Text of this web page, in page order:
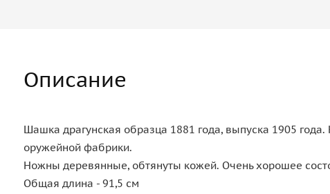
Описание
Шашка драгунская образца 1881 года, выпуска 1905
оружейной фабрики.
Ножны деревянные, обтянуты кожей. Очень хорошее
Общая длина - 91,5 см